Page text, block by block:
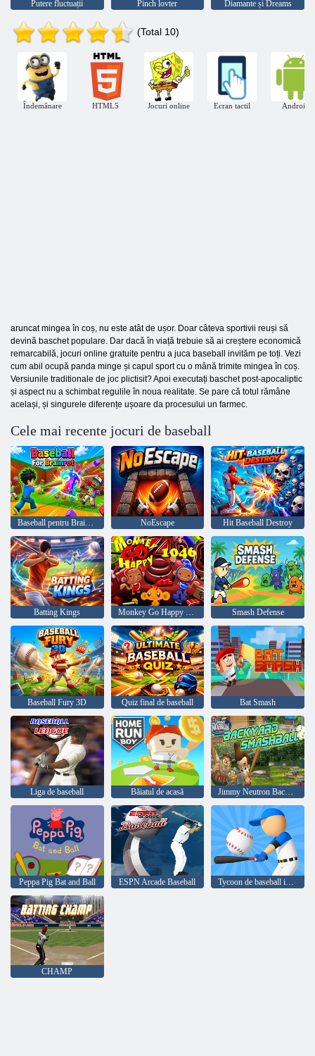
Putere fluctuații Pinch lovter Diamante și Dreams
(Total 10)
Îndemânare HTML5 Jocuri online Ecran tactil Android
aruncat mingea în coș, nu este atât de ușor. Doar câteva sportivii reuși să
devină baschet populare. Dar dacă în viață trebuie să ai creștere economică
remarcabilă, jocuri online gratuite pentru a juca baseball invităm pe toți. Vezi
cum abil ocupă panda minge și capul sport cu o mână trimite mingea în coș.
Versiunile traditionale de joc plictisit? Apoi executați baschet post-apocaliptic
și aspect nu a schimbat regulile în noua realitate. Se pare că totul rămâne
același, și singurele diferențe ușoare da procesului un farmec.
Cele mai recente jocuri de baseball
Baseball pentru Brainrot NoEscape Hit Baseball Destroy
Batting Kings Monkey Go Happy Etapa 1046 Smash Defense
Baseball Fury 3D Quiz final de baseball Bat Smash
Liga de baseball Băiatul de acasă Jimmy Neutron Backyard Smashball
Peppa Pig Bat and Ball ESPN Arcade Baseball Tycoon de baseball inactiv
CHAMP